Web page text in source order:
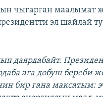
чыгарган маалымат
эл шайлай
даярдабайт.
ага добуш береби
бир гана максатым: